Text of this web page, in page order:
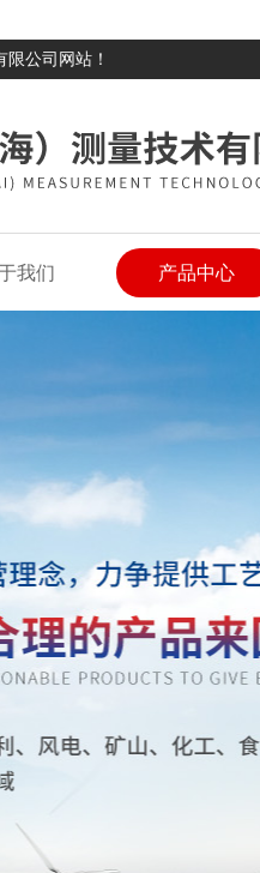
公司网站！
我们 产品中心